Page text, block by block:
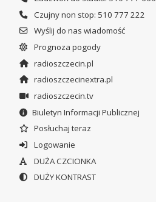
Czujny non stop: 510 777 222
Wyślij do nas wiadomość
Prognoza pogody
radioszczecin.pl
radioszczecinextra.pl
radioszczecin.tv
Biuletyn Informacji Publicznej
Posłuchaj teraz
Logowanie
DUŻA CZCIONKA
DUŻY KONTRAST